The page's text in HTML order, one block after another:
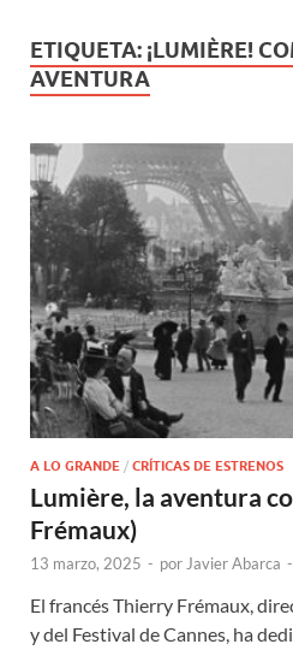
ETIQUETA: ¡LUMIÈRE!
AVENTURA
A LO GRANDE / CRÍTICAS DE ESTRENOS
Lumière, la aventura
Frémaux)
13 marzo, 2025 - porJavier Abarca -
El francés Thierry Frémaux,
y del Festival de Cannes, ha